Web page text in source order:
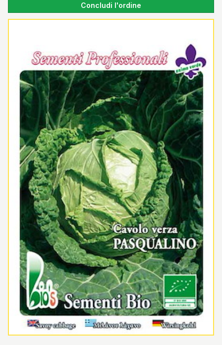
Concludi l'ordine